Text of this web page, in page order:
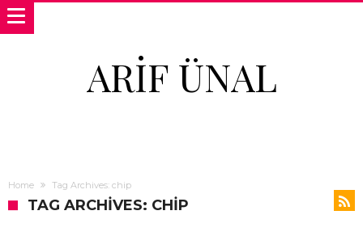
ARIF ÜNAL
Home Tag Archives: chip
TAG ARCHIVES: CHIP